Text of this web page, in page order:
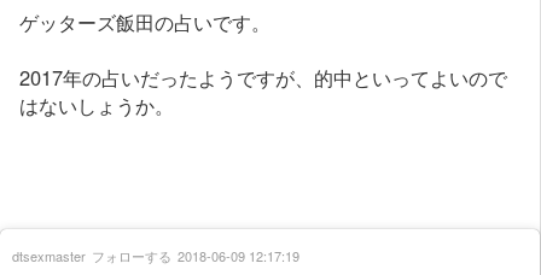
ゲッターズ飯田の占いです。
2017年の占いだったようですが、的中といってよいので
はないしょうか。
dtsexmaster フォローする 2018-06-09 12:17:19